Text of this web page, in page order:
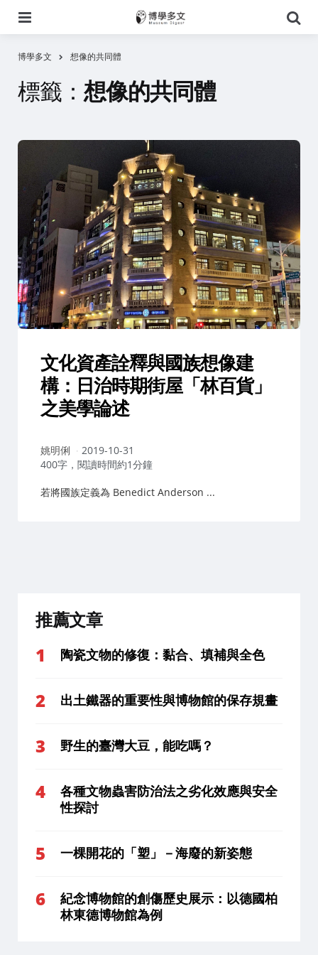
尋
博學多文 想像的共同體
標籤： 想像的共同體
文化資產詮釋與國族想像建
構：日治時期街屋「林百貨」
之美學論述
作
者：
姚明俐
2019-10-31
400字，閱讀時間約1分鐘
若將國族定義為 Benedict Anderson ...
推薦文章
陶瓷文物的修復：黏合、填補與全色
出土鐵器的重要性與博物館的保存規畫
野生的臺灣大豆，能吃嗎？
各種文物蟲害防治法之劣化效應與安全
性探討
一棵開花的「塑」－海廢的新姿態
紀念博物館的創傷歷史展示：以德國柏
林東德博物館為例